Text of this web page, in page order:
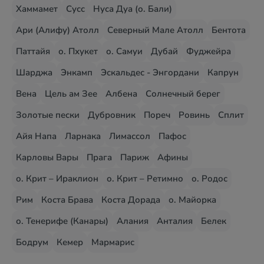
Хаммамет
Сусс
Нуса Дуа (о. Бали)
Ари (Алифу) Атолл
Северный Мале Атолл
Бентота
Паттайя
о. Пхукет о. Самуи Дубай
Фуджейра
Шарджа
Энкамп Эскальдес - Энгордани
Капрун
Вена
Цель ам Зее Албена
Солнечный берег
Золотые пески
Дубровник Пореч Ровинь
Сплит
Айя Напа
Ларнака Лимассол
Пафос
Карловы Вары
Прага Париж
Афины
о. Крит – Ираклион
о. Крит – Ретимно
о. Родос
Рим
Коста Брава Коста Дорада
о. Майорка
о. Тенерифе (Канары)
Алания Анталия
Белек
Бодрум
Кемер Мармарис